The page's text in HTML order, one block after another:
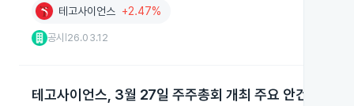
테고사이언스 +2.47%
공시 26.03.12
테고사이언스, 3월 27일 주주총회 개최 주요 안건 논의